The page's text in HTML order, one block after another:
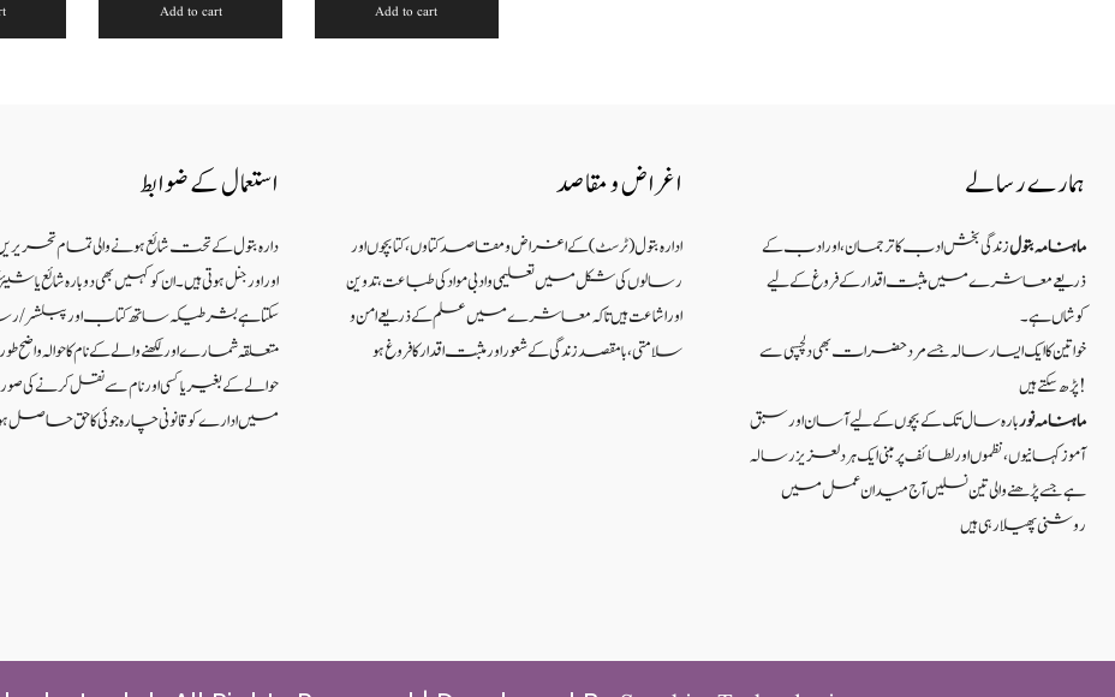
Add to cart Add to cart
استعمال کے ضوابط
دارہ بتول کے تحت شائع ہونے والی تمام
اور اورجنل ہوتی ہیں۔ ان کو کہیں بھی دوبارہ شائع
سکتا ہے بشرطیکہ ساتھ کتاب اور پبلشر/
متعلقہ شمارے اور لکھنے والے کے نام کا حوالہ واضح طور
حوالے کے بغیر یا کسی اور نام سے نقل کرنے
میں ادارے کو قانونی چارہ جوئی کا حق حاصل ہو
اغراض و مقاصد
ادارہ بتول (ٹرسٹ) کے اغراض و مقاصد کتاوں ، کتابچوں اور
رسالوں کی شکل میں تعلیمی و ادبی مواد کی طباعت، تدوین
اور اشاعت ہیں تاکہ معاشرے میں علم کے ذریعےامن و
سلامتی ، بامقصد زندگی کے شعوراورمثبت اقدار کا فروغ ہو
ہمارے رسالے
ماہنامہ بتولزندگی بخش ادب کا ترجمان، اور ادب کے
ذریعے معاشرے میں مثبت اقدار کے فروغ کے لیے
کوشاں ہے۔
خواتین کا ایک ایسا رسالہ جسے مرد حضرات بھی دلچسپی سے
پڑھ سکتے ہیں!
ماہنامہ نوربارہ سال تک کے بچوں کے لیے آسان اور سبق
آموزکہانیوں ،نظموں اور لطائف پر مبنی ایک ہر دلعزیز رسالہ
ہے جسے پڑھنے والی تین نسلیں آج میدان عمل میں
روشنی پھیلا رہی ہیں